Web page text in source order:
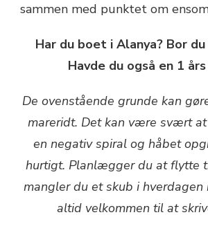
sammen med punktet om
Har du boet i Alanya? Bor
Havde du også en 1
De ovenstående grunde kan
mareridt. Det kan være svært
en negativ spiral og håbet
hurtigt. Planlægger du at flytte
mangler du et skub i hverdagen
altid velkommen til at